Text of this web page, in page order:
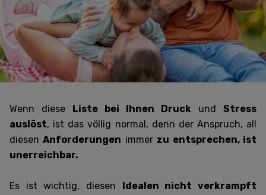
Wenn diese Liste bei Ihnen Druck und Stress
auslöst, ist das völlig normal, denn der Anspruch, all
diesenAnforderungen immer zu entsprechen, ist
unerreichbar.
Es ist wichtig, diesen
Idealen nicht verkrampft